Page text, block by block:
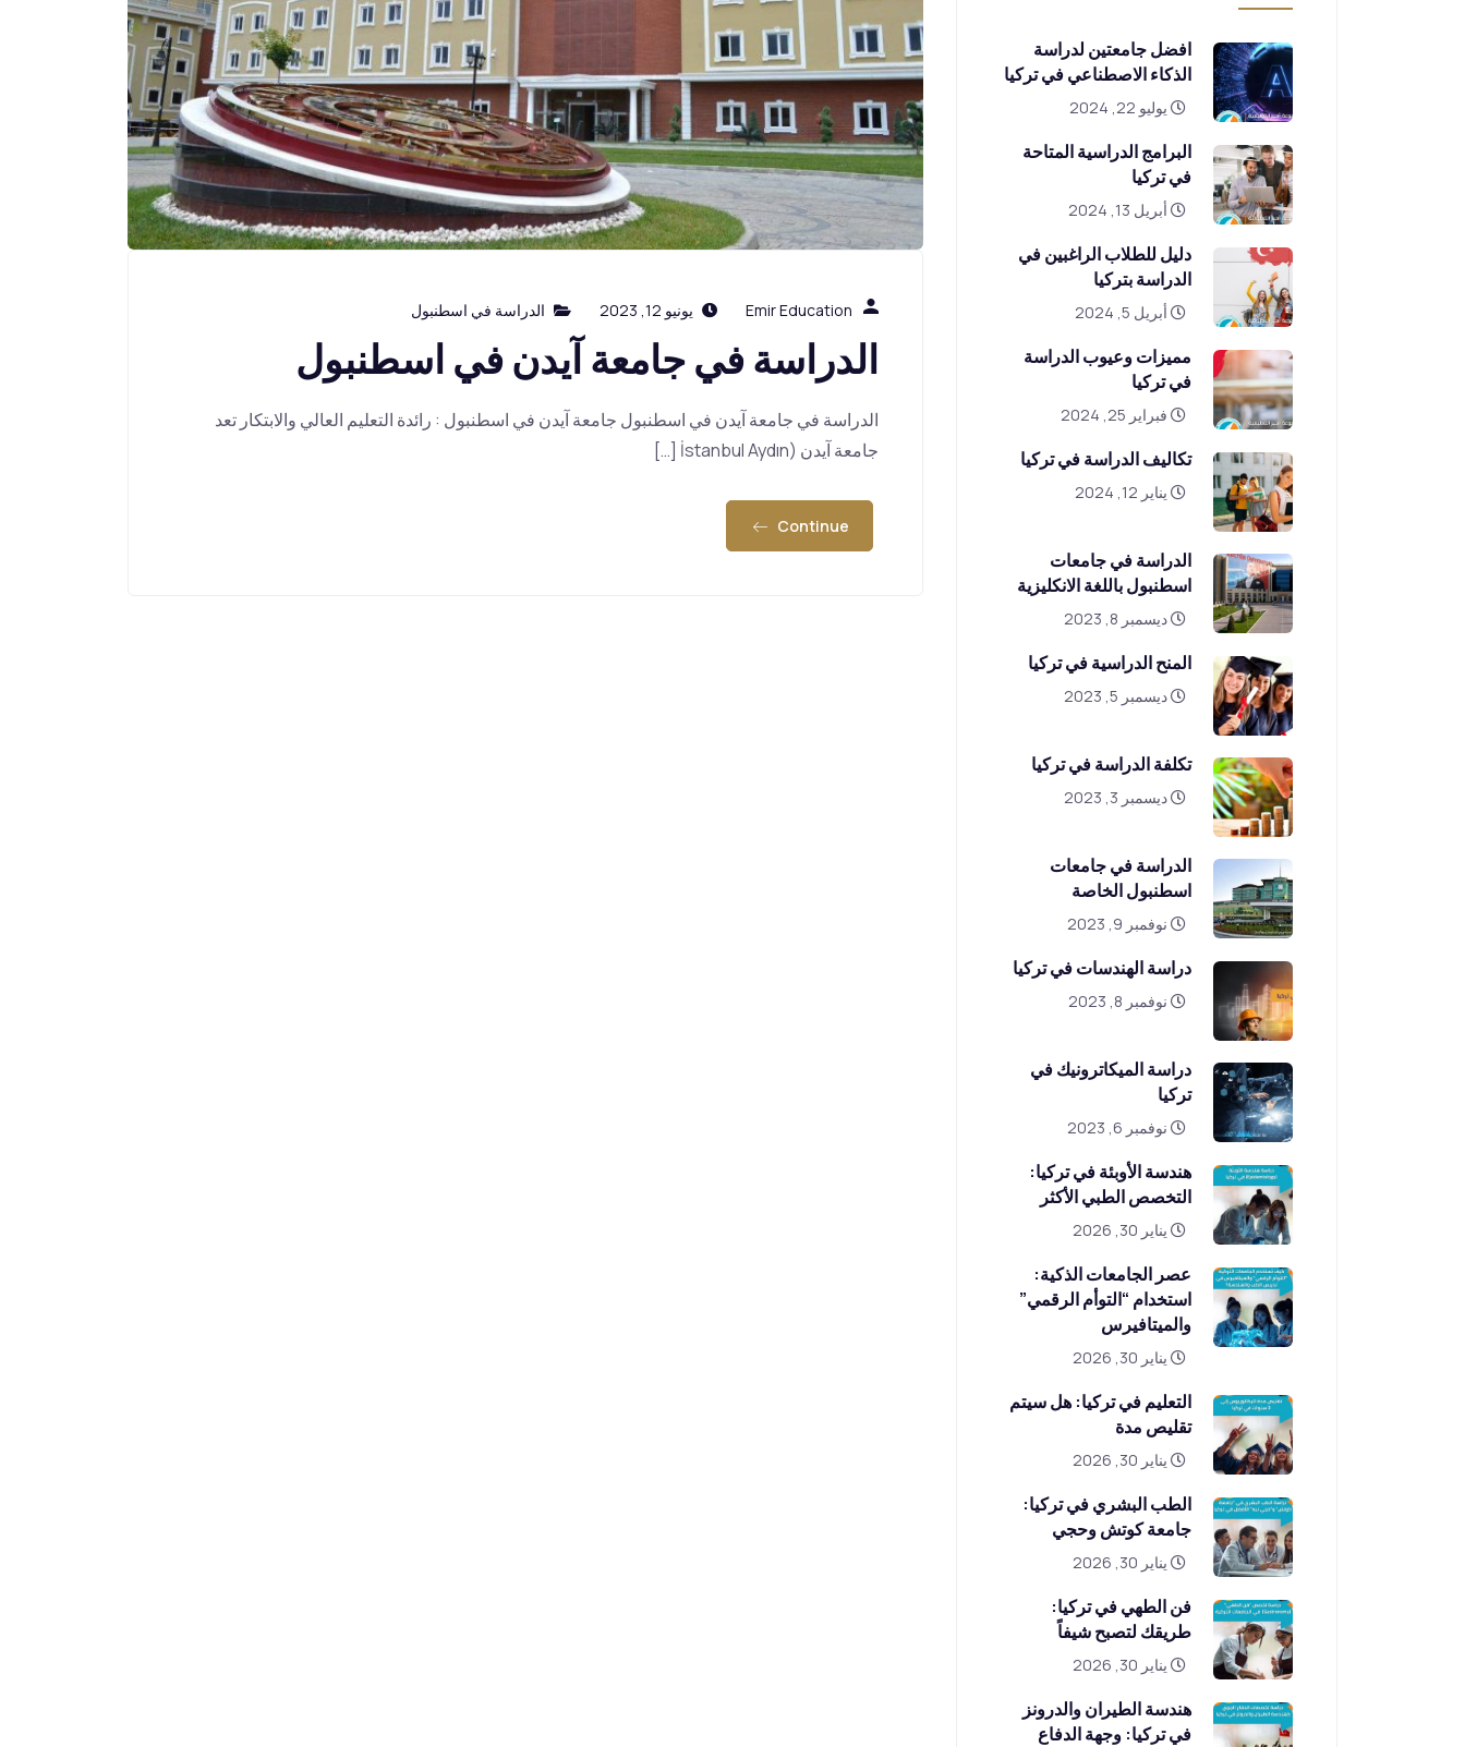
افضل جامعتين لدراسة
الذكاء الاصطناعي في تركيا
يوليو 22, 2024
البرامج الدراسية المتاحة
في تركيا
أبريل 13, 2024
دليل للطلاب الراغبين في
الدراسة بتركيا
أبريل 5, 2024
مميزات وعيوب الدراسة
في تركيا
فبراير 25, 2024
تكاليف الدراسة في تركيا
يناير 12, 2024
الدراسة في جامعات
اسطنبول باللغة الانكليزية
ديسمبر 8, 2023
المنح الدراسية في تركيا
ديسمبر 5, 2023
تكلفة الدراسة في تركيا
ديسمبر 3, 2023
الدراسة في جامعات
اسطنبول الخاصة
نوفمبر 9, 2023
دراسة الهندسات في تركيا
نوفمبر 8, 2023
دراسة الميكاترونيك في
تركيا
نوفمبر 6, 2023
هندسة الأوبئة في تركيا:
التخصص الطبي الأكثر
يناير 30, 2026
عصر الجامعات الذكية:
استخدام “التوأم الرقمي”
والميتافيرس
يناير 30, 2026
التعليم في تركيا: هل سيتم
تقليص مدة
يناير 30, 2026
الطب البشري في تركيا:
جامعة كوتش وحجي
يناير 30, 2026
فن الطهي في تركيا:
طريقك لتصبح شيفاً
يناير 30, 2026
هندسة الطيران والدرونز
في تركيا: وجهة الدفاع
Emir Education يونيو 12, 2023 الدراسة في اسطنبول
الدراسة في جامعة آيدن في اسطنبول
الدراسة في جامعة آيدن في اسطنبول جامعة آيدن في اسطنبول : رائدة التعليم العالي والابتكار تعد
جامعة آيدن (İstanbul Aydın […]
Continue